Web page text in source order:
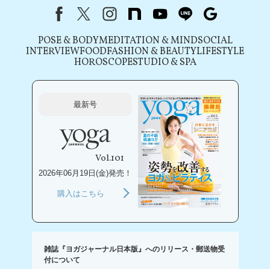
FacebookX（旧Twitter）
instagram
note youtubeline
POSE & BODYMEDITATION & MINDSOCIAL
INTERVIEWFOODFASHION & BEAUTYLIFESTYLE
HOROSCOPESTUDIO & SPA
最新号
Vol.101
2026年06月19日(金)発売！
購入はこちら
雑誌『ヨガジャーナル日本版』へのリリース・郵送物受
付について